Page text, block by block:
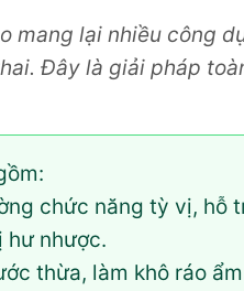
mang lại nhiều công
Đây là giải pháp
chức năng tỳ vị, hỗ
hư nhược.
thừa, làm khô ráo